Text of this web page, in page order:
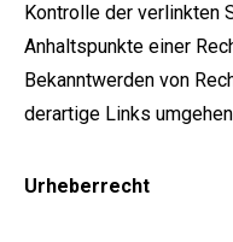
Kontrolle der verlinkten
Anhaltspunkte einer
Bekanntwerden von
derartige Links
Urheberrecht